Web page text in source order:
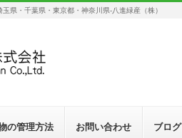
県・千葉県・東京都・神奈川県-八進緑産（株）
の管理方法 お問い合わせ ブログ